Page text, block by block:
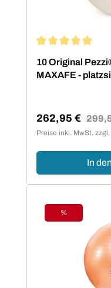
10 Original
MAXAFE -
Verkaufspreis:
262,95 €
Preise inkl. MwSt.
In
Rabatt
%